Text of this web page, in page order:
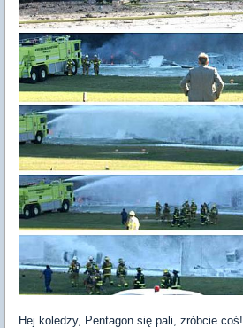
Hej koledzy, Pentagon się pali, zróbcie coś!